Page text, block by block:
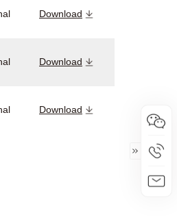
Download
Download
Download